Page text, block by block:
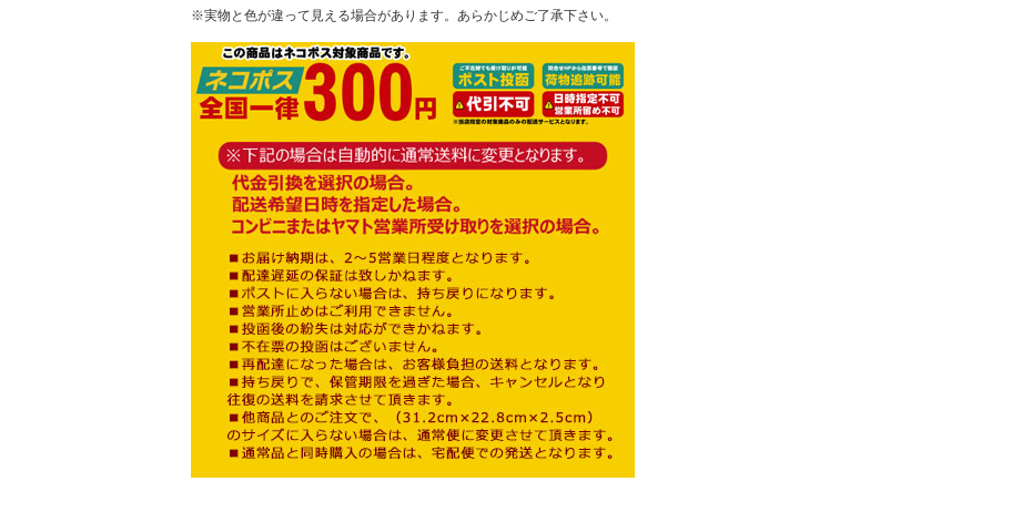
※実物と色が違って見える場合があります。あらかじめご了承下さい。